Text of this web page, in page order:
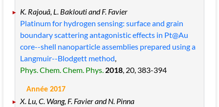
K. Rajouâ, L. Baklouti and F. Favier
Platinum for hydrogen sensing: surface and grain
boundary scattering antagonistic effects in Pt@Au
core--shell nanoparticle assemblies prepared using a
Langmuir--Blodgett method,
Phys. Chem. Chem. Phys.2018, 20, 383-394
Année 2017
X. Lu, C. Wang, F. Favier and N. Pinna